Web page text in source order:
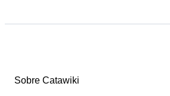
Sobre Catawiki